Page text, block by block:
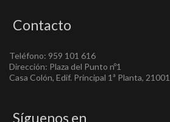
Contacto
Teléfono: 959 101 616
Dirección: Plaza del Punto nº1
Casa Colón, Edif. Principal 1ª Planta, 21001
Síguenos en